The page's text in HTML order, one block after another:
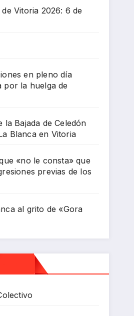
Vitoria 2026: 6 de
en pleno día
por la huelga de
la Bajada de Celedón
Blanca en Vitoria
«no le consta» que
previas de los
al grito de «Gora